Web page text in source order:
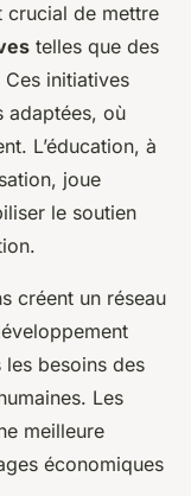
crucial de mettre
telles que des
initiatives
adaptées, où
L’éducation, à
joue
le soutien
créent un réseau
besoins des
Les
meilleure
économiques